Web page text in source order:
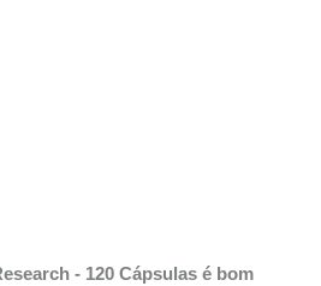
- 120 Cápsulas é bom